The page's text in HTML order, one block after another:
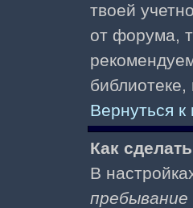
твоей
от форума,
Вернуться к
Как
В